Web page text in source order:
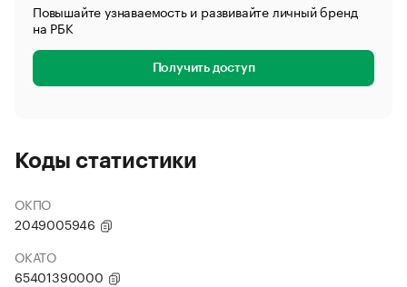
Повышайте узнаваемость и развивайте личный бренд
на РБК
Получить доступ
Коды статистики
ОКПО
2049005946
ОКАТО
65401390000